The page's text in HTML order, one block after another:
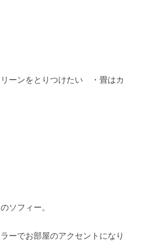
リーンをとりつけたい ・畳はカ
ソフィー。
ーでお部屋のアクセントになり